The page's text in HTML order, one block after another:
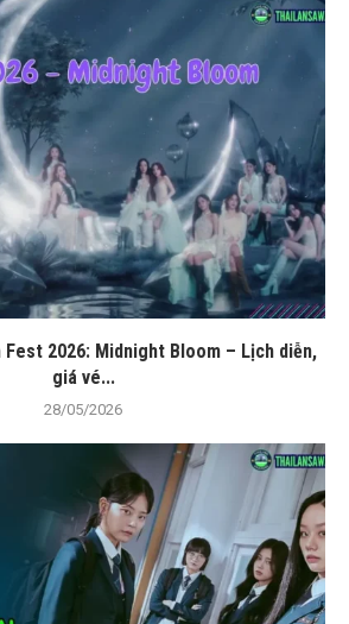
Fest 2026: Midnight Bloom – Lịch diễn,
giá vé...
28/05/2026